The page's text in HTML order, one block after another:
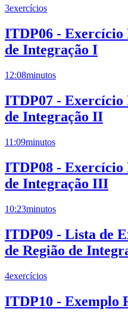
3exercícios
ITDP06 - Exercício
de Integração I
12:08minutos
ITDP07 - Exercício
de Integração II
11:09minutos
ITDP08 - Exercício
de Integração III
10:23minutos
ITDP09 - Lista de
de Região de
4exercícios
ITDP10 - Exemplo